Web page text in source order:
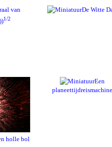
van
1/2
De Witte
holle bol
Een
planeettijdreismachine